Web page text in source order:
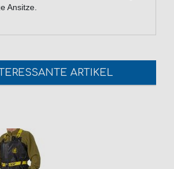
Ansitze.
ARTIKEL